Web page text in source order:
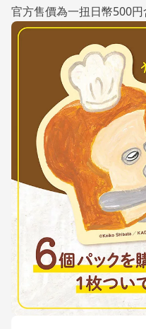
官方售價為一扭日幣500円